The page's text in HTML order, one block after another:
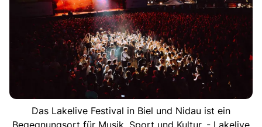
Das Lakelive Festival in Biel und Nidau ist ein
Begegnungsort für Musik, Sport und Kultur. - Lakelive